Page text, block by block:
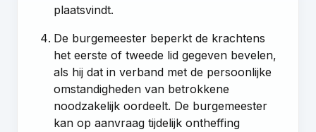
plaatsvindt.
De burgemeester beperkt de krachtens
het eerste of tweede lid gegeven bevelen,
als hij dat in verband met de persoonlijke
omstandigheden van betrokkene
noodzakelijk oordeelt. De burgemeester
kan op aanvraag tijdelijk ontheffing